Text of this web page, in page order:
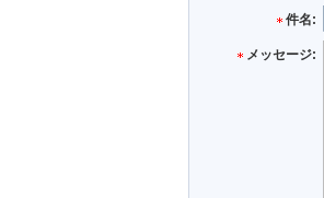
件名:
メッセージ: